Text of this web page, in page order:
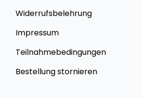
Widerrufsbelehrung
Impressum
Teilnahmebedingungen
Bestellung stornieren